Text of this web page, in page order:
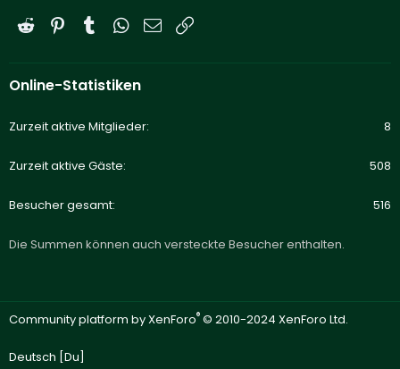
Reddit PinterestTumblrWhatsApp
E-Mail
Online-Statistiken
Zurzeit aktive Mitglieder 8
Zurzeit aktive Gäste 508
Besucher gesamt 516
Die Summen können auch versteckte Besucher enthalten.
Community platform by XenForo® © 2010-2024 XenForo Ltd.
Deutsch [Du]